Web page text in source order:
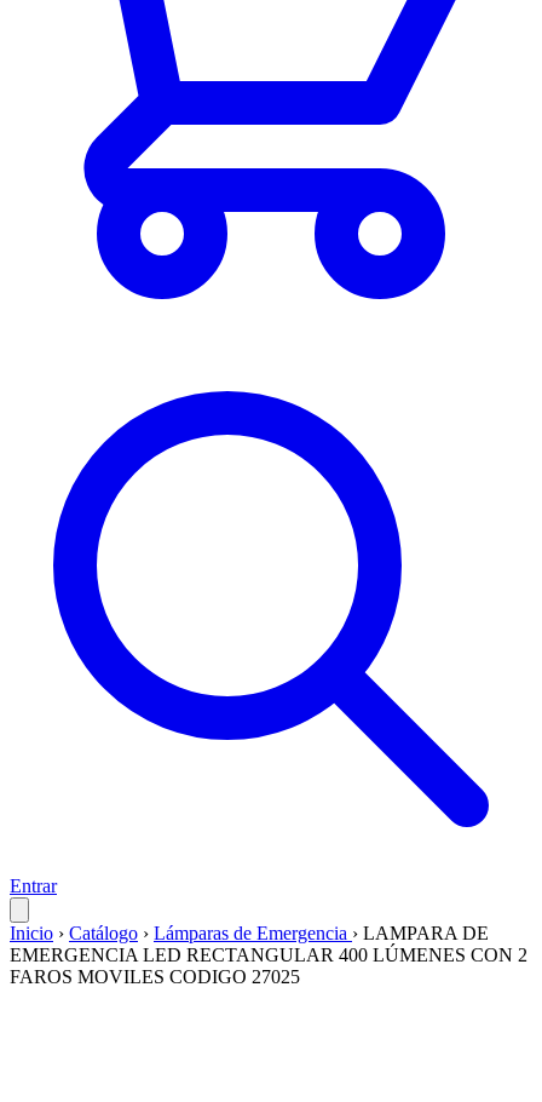
Entrar
Inicio › Catálogo › Lámparas de Emergencia › LAMPARA DE
EMERGENCIA LED RECTANGULAR 400 LÚMENES CON 2
FAROS MOVILES CODIGO 27025